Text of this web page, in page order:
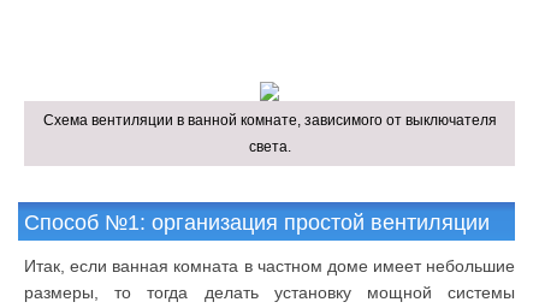
Схема вентиляции в ванной комнате, зависимого от выключателя
света.
Способ №1: организация простой вентиляции
Итак, если ванная комната в частном доме имеет небольшие
размеры, то тогда делать установку мощной системы